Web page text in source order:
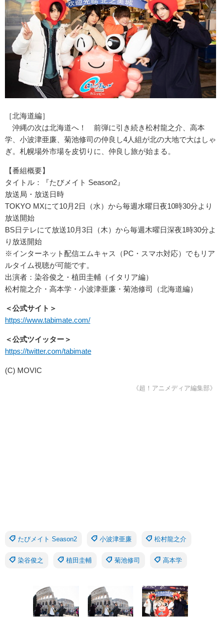
［北海道編］
沖縄の次は北海道へ！ 前弾に引き続き松村龍之介、高本
学、小波津亜廉、菊池修司の仲良し4人組が北の大地で大はしゃ
ぎ。札幌場外市場を皮切りに、仲良し旅が始まる。
【番組概要】
タイトル：『たびメイト Season2』
放送局・放送日時
TOKYO MXにて10月2日（水）から毎週水曜日夜10時30分より
放送開始
BS日テレにて放送10月3日（木）から毎週木曜日深夜1時30分よ
り放送開始
※インターネット配信エムキャス（PC・スマホ対応）でもリア
ルタイム視聴が可能です。
出演者：染谷俊之・植田圭輔（イタリア編）
松村龍之介・高本学・小波津亜廉・菊池修司（北海道編）
＜公式サイト＞
https://www.tabimate.com/
＜公式ツイッター＞
https://twitter.com/tabimate
(C) MOVIC
《超！アニメディア編集部》
たびメイト Season2 小波津亜廉 松村龍之介
染谷俊之 植田圭輔 菊池修司 高本学